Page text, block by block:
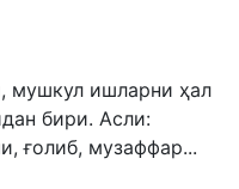
мушкул ишларни ҳал
бири. Асли:
ғолиб, музаффар...